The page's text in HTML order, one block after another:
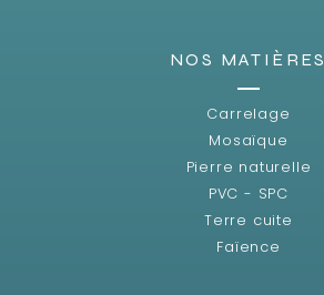
NOS MATIÈRES
Carrelage
Mosaïque
Pierre naturelle
PVC - SPC
Terre cuite
Faïence